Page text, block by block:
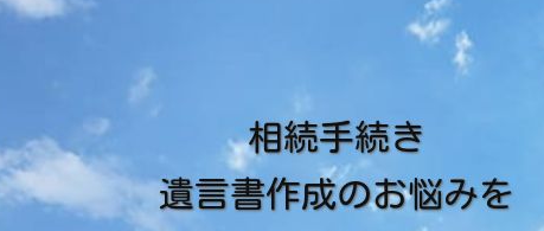
相続手続き
遺言書作成のお悩みを